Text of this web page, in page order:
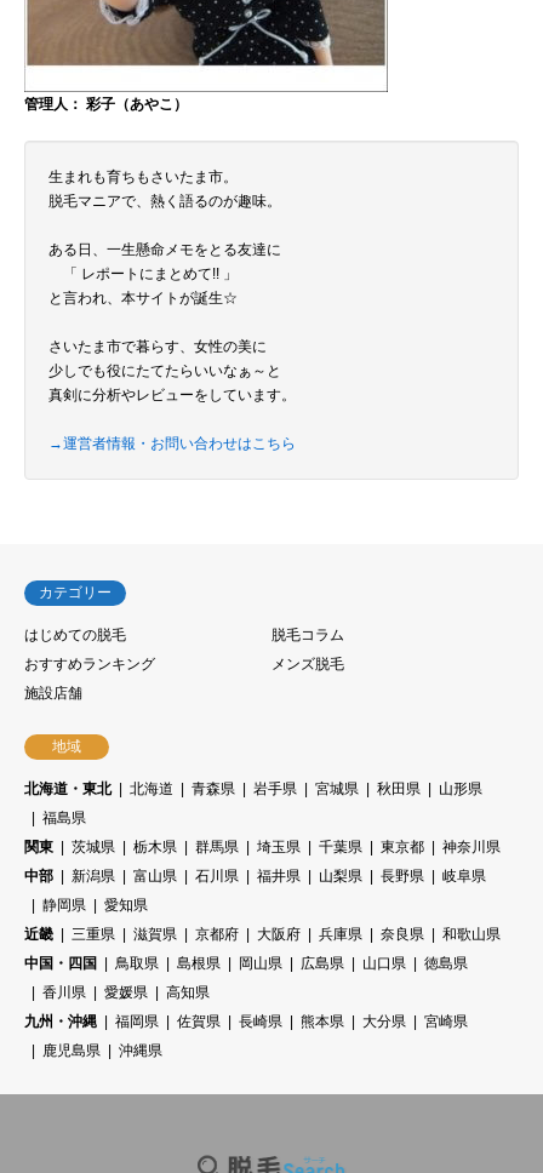
管理人： 彩子（あやこ）
生まれも育ちもさいたま市。
脱毛マニアで、熱く語るのが趣味。
ある日、一生懸命メモをとる友達に
「 レポートにまとめて!! 」
と言われ、本サイトが誕生☆
さいたま市で暮らす、女性の美に
少しでも役にたてたらいいなぁ～と
真剣に分析やレビューをしています。
→運営者情報・お問い合わせはこちら
カテゴリー
はじめての脱毛
脱毛コラム
おすすめランキング
メンズ脱毛
施設店舗
地域
北海道・東北 北海道 青森県 岩手県 宮城県 秋田県
山形県
福島県
関東
茨城県 栃木県 群馬県 埼玉県 千葉県 東京都
神奈川県
中部
新潟県 富山県 石川県 福井県 山梨県 長野県
岐阜県
静岡県
愛知県
近畿
三重県 滋賀県 京都府 大阪府 兵庫県 奈良県
和歌山県
中国・四国
鳥取県 島根県 岡山県 広島県 山口県
徳島県
香川県
愛媛県
高知県
九州・沖縄
福岡県 佐賀県 長崎県 熊本県 大分県
宮崎県
鹿児島県
沖縄県